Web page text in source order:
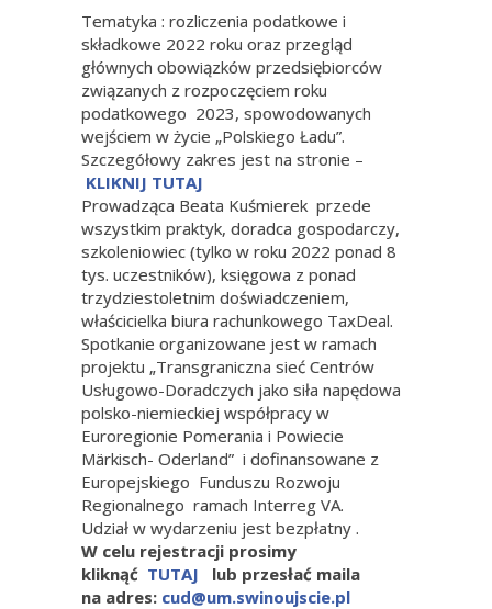
Tematyka : rozliczenia podatkowe i
składkowe 2022 roku oraz przegląd
głównych obowiązków przedsiębiorców
związanych z rozpoczęciem roku
podatkowego 2023, spowodowanych
wejściem w życie „Polskiego Ładu”.
Szczegółowy zakres jest na stronie –
KLIKNIJ TUTAJ
Prowadząca Beata Kuśmierek przede
wszystkim praktyk, doradca gospodarczy,
szkoleniowiec (tylko w roku 2022 ponad 8
tys. uczestników), księgowa z ponad
trzydziestoletnim doświadczeniem,
właścicielka biura rachunkowego TaxDeal.
Spotkanie organizowane jest w ramach
projektu „Transgraniczna sieć Centrów
Usługowo-Doradczych jako siła napędowa
polsko-niemieckiej współpracy w
Euroregionie Pomerania i Powiecie
Märkisch- Oderland” i dofinansowane z
Europejskiego Funduszu Rozwoju
Regionalnego ramach Interreg VA.
Udział w wydarzeniu jest bezpłatny .
W celu rejestracji prosimy
kliknąć TUTAJ
lub przesłać maila
na adres: cud@um.swinoujscie.pl